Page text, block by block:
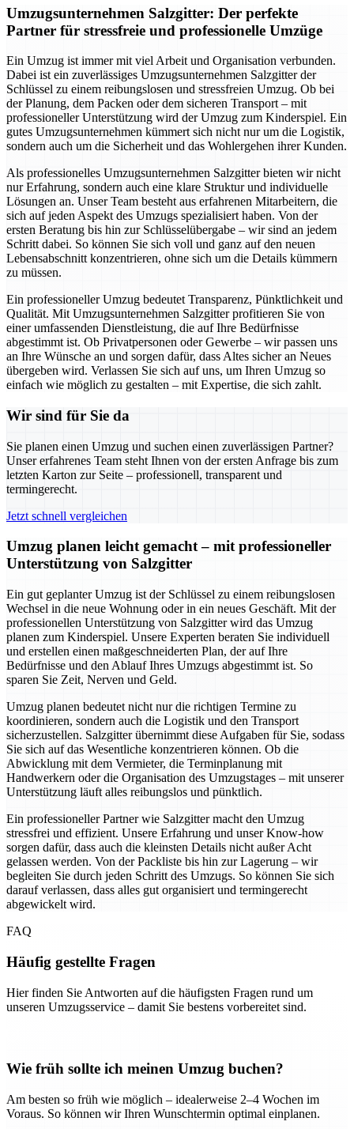
Umzugsunternehmen Salzgitter: Der perfekte
Partner für stressfreie und professionelle Umzüge
Ein Umzug ist immer mit viel Arbeit und Organisation verbunden.
Dabei ist ein zuverlässiges Umzugsunternehmen Salzgitter der
Schlüssel zu einem reibungslosen und stressfreien Umzug. Ob bei
der Planung, dem Packen oder dem sicheren Transport – mit
professioneller Unterstützung wird der Umzug zum Kinderspiel. Ein
gutes Umzugsunternehmen kümmert sich nicht nur um die Logistik,
sondern auch um die Sicherheit und das Wohlergehen ihrer Kunden.
Als professionelles Umzugsunternehmen Salzgitter bieten wir nicht
nur Erfahrung, sondern auch eine klare Struktur und individuelle
Lösungen an. Unser Team besteht aus erfahrenen Mitarbeitern, die
sich auf jeden Aspekt des Umzugs spezialisiert haben. Von der
ersten Beratung bis hin zur Schlüsselübergabe – wir sind an jedem
Schritt dabei. So können Sie sich voll und ganz auf den neuen
Lebensabschnitt konzentrieren, ohne sich um die Details kümmern
zu müssen.
Ein professioneller Umzug bedeutet Transparenz, Pünktlichkeit und
Qualität. Mit Umzugsunternehmen Salzgitter profitieren Sie von
einer umfassenden Dienstleistung, die auf Ihre Bedürfnisse
abgestimmt ist. Ob Privatpersonen oder Gewerbe – wir passen uns
an Ihre Wünsche an und sorgen dafür, dass Altes sicher an Neues
übergeben wird. Verlassen Sie sich auf uns, um Ihren Umzug so
einfach wie möglich zu gestalten – mit Expertise, die sich zahlt.
Wir sind für Sie da
Sie planen einen Umzug und suchen einen zuverlässigen Partner?
Unser erfahrenes Team steht Ihnen von der ersten Anfrage bis zum
letzten Karton zur Seite – professionell, transparent und
termingerecht.
Jetzt schnell vergleichen
Umzug planen leicht gemacht – mit professioneller
Unterstützung von Salzgitter
Ein gut geplanter Umzug ist der Schlüssel zu einem reibungslosen
Wechsel in die neue Wohnung oder in ein neues Geschäft. Mit der
professionellen Unterstützung von Salzgitter wird das Umzug
planen zum Kinderspiel. Unsere Experten beraten Sie individuell
und erstellen einen maßgeschneiderten Plan, der auf Ihre
Bedürfnisse und den Ablauf Ihres Umzugs abgestimmt ist. So
sparen Sie Zeit, Nerven und Geld.
Umzug planen bedeutet nicht nur die richtigen Termine zu
koordinieren, sondern auch die Logistik und den Transport
sicherzustellen. Salzgitter übernimmt diese Aufgaben für Sie, sodass
Sie sich auf das Wesentliche konzentrieren können. Ob die
Abwicklung mit dem Vermieter, die Terminplanung mit
Handwerkern oder die Organisation des Umzugstages – mit unserer
Unterstützung läuft alles reibungslos und pünktlich.
Ein professioneller Partner wie Salzgitter macht den Umzug
stressfrei und effizient. Unsere Erfahrung und unser Know-how
sorgen dafür, dass auch die kleinsten Details nicht außer Acht
gelassen werden. Von der Packliste bis hin zur Lagerung – wir
begleiten Sie durch jeden Schritt des Umzugs. So können Sie sich
darauf verlassen, dass alles gut organisiert und termingerecht
abgewickelt wird.
FAQ
Häufig gestellte Fragen
Hier finden Sie Antworten auf die häufigsten Fragen rund um
unseren Umzugsservice – damit Sie bestens vorbereitet sind.
Wie früh sollte ich meinen Umzug buchen?
Am besten so früh wie möglich – idealerweise 2–4 Wochen im
Voraus. So können wir Ihren Wunschtermin optimal einplanen.